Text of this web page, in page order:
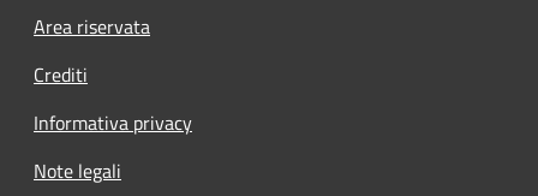
Footer menu
Area riservata
Crediti
Informativa privacy
Note legali